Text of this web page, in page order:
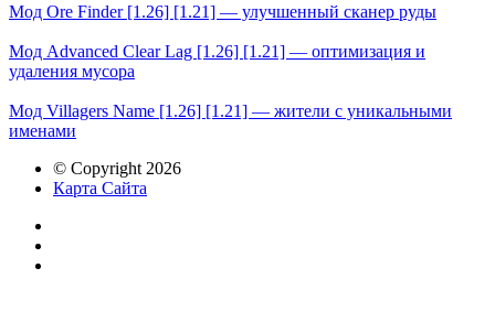
Мод Ore Finder [1.26] [1.21] — улучшенный сканер руды
Мод Advanced Clear Lag [1.26] [1.21] — оптимизация и
удаления мусора
Мод Villagers Name [1.26] [1.21] — жители с уникальными
именами
© Copyright 2026
Карта Сайта